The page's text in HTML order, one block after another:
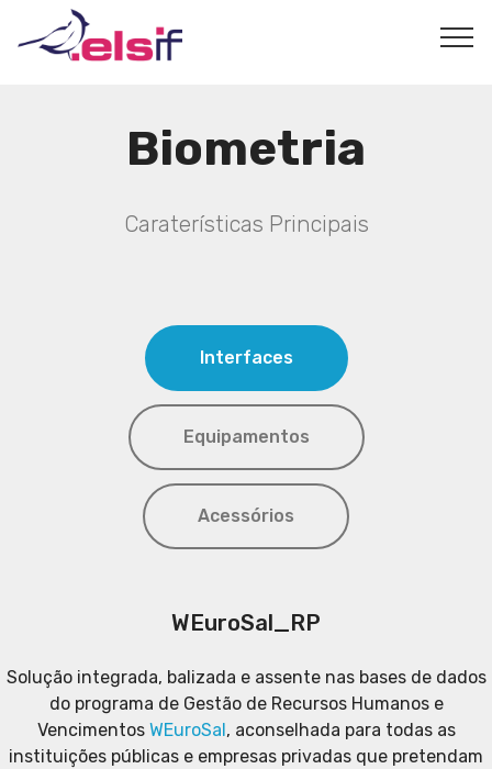
Biometria
Caraterísticas Principais
Interfaces
Equipamentos
Acessórios
WEuroSal_RP
Solução integrada, balizada e assente nas bases de dados
do programa de Gestão de Recursos Humanos e
Vencimentos WEuroSal , aconselhada para todas as
instituições públicas e empresas privadas que pretendam